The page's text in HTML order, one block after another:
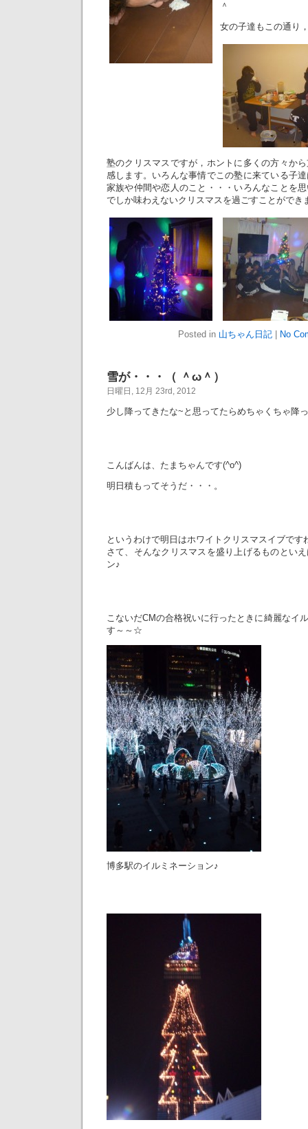
＾
女の子達もこの通り
塾のクリスマスですが，ホントに多くの方々か
感します。いろんな事情でこの塾に来ている子
家族や仲間や恋人のこと・・・いろんなことを
でしか味わえないクリスマスを過ごすことができ
Posted in 山ちゃん日記 No
雪が・・・（ ＾ω＾）
日曜日, 12月 23rd, 2012
少し降ってきたな~と思ってたらめちゃくちゃ降
こんばんは、たまちゃんです(^o^)
明日積もってそうだ・・・。
というわけで明日はホワイトクリスマスイブで
さて、そんなクリスマスを盛り上げるものとい
ン♪
こないだCMの合格祝いに行ったときに綺麗なイ
す～～☆
博多駅のイルミネーション♪